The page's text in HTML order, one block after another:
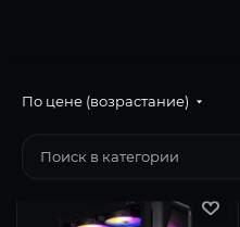
По цене (возрастание)